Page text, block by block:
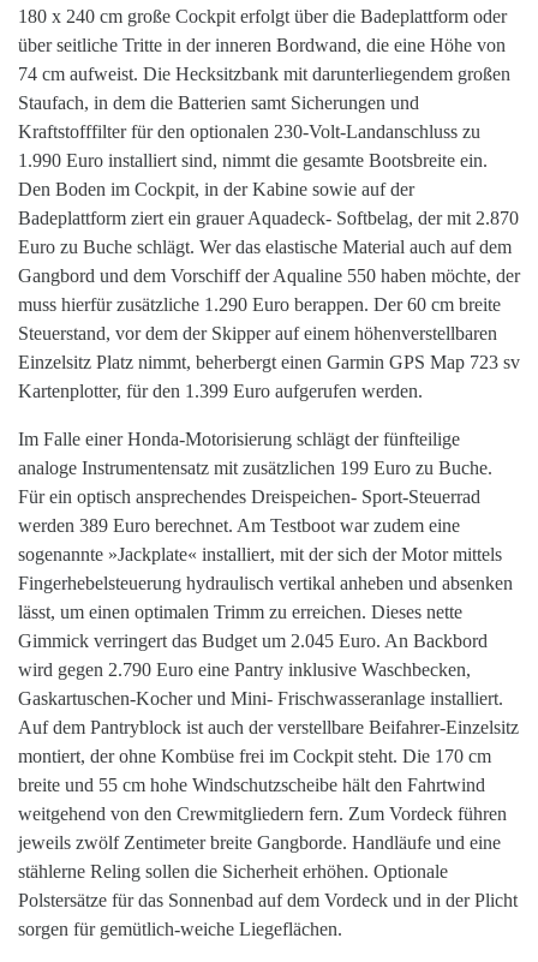
180 x 240 cm große Cockpit erfolgt über die Badeplattform oder
über seitliche Tritte in der inneren Bordwand, die eine Höhe von
74 cm aufweist. Die Hecksitzbank mit darunterliegendem großen
Staufach, in dem die Batterien samt Sicherungen und
Kraftstofffilter für den optionalen 230-Volt-Landanschluss zu
1.990 Euro installiert sind, nimmt die gesamte Bootsbreite ein.
Den Boden im Cockpit, in der Kabine sowie auf der
Badeplattform ziert ein grauer Aquadeck- Softbelag, der mit 2.870
Euro zu Buche schlägt. Wer das elastische Material auch auf dem
Gangbord und dem Vorschiff der Aqualine 550 haben möchte, der
muss hierfür zusätzliche 1.290 Euro berappen. Der 60 cm breite
Steuerstand, vor dem der Skipper auf einem höhenverstellbaren
Einzelsitz Platz nimmt, beherbergt einen Garmin GPS Map 723 sv
Kartenplotter, für den 1.399 Euro aufgerufen werden.
Im Falle einer Honda-Motorisierung schlägt der fünfteilige
analoge Instrumentensatz mit zusätzlichen 199 Euro zu Buche.
Für ein optisch ansprechendes Dreispeichen- Sport-Steuerrad
werden 389 Euro berechnet. Am Testboot war zudem eine
sogenannte »Jackplate« installiert, mit der sich der Motor mittels
Fingerhebelsteuerung hydraulisch vertikal anheben und absenken
lässt, um einen optimalen Trimm zu erreichen. Dieses nette
Gimmick verringert das Budget um 2.045 Euro. An Backbord
wird gegen 2.790 Euro eine Pantry inklusive Waschbecken,
Gaskartuschen-Kocher und Mini- Frischwasseranlage installiert.
Auf dem Pantryblock ist auch der verstellbare Beifahrer-Einzelsitz
montiert, der ohne Kombüse frei im Cockpit steht. Die 170 cm
breite und 55 cm hohe Windschutzscheibe hält den Fahrtwind
weitgehend von den Crewmitgliedern fern. Zum Vordeck führen
jeweils zwölf Zentimeter breite Gangborde. Handläufe und eine
stählerne Reling sollen die Sicherheit erhöhen. Optionale
Polstersätze für das Sonnenbad auf dem Vordeck und in der Plicht
sorgen für gemütlich-weiche Liegeflächen.